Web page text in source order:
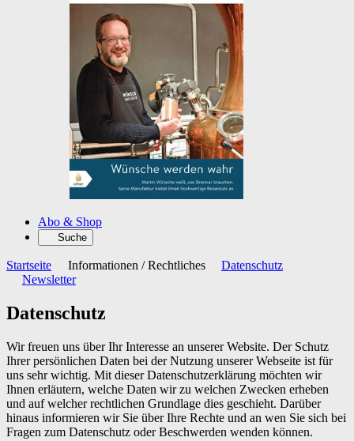
Abo & Shop
Suche
Startseite Informationen / Rechtliches
Datenschutz
Newsletter
Datenschutz
Wir freuen uns über Ihr Interesse an unserer Website. Der Schutz
Ihrer persönlichen Daten bei der Nutzung unserer Webseite ist für
uns sehr wichtig. Mit dieser Datenschutzerklärung möchten wir
Ihnen erläutern, welche Daten wir zu welchen Zwecken erheben
und auf welcher rechtlichen Grundlage dies geschieht. Darüber
hinaus informieren wir Sie über Ihre Rechte und an wen Sie sich bei
Fragen zum Datenschutz oder Beschwerden wenden können.